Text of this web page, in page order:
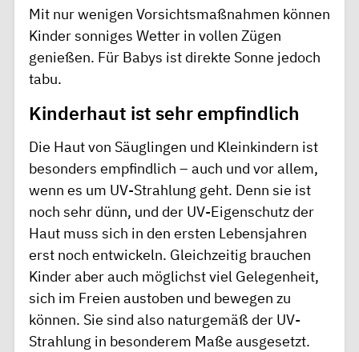
Mit nur wenigen Vorsichtsmaßnahmen können
Kinder sonniges Wetter in vollen Zügen
genießen. Für Babys ist direkte Sonne jedoch
tabu.
Kinderhaut ist sehr empfindlich
Die Haut von Säuglingen und Kleinkindern ist
besonders empfindlich – auch und vor allem,
wenn es um UV-Strahlung geht. Denn sie ist
noch sehr dünn, und der UV-Eigenschutz der
Haut muss sich in den ersten Lebensjahren
erst noch entwickeln. Gleichzeitig brauchen
Kinder aber auch möglichst viel Gelegenheit,
sich im Freien austoben und bewegen zu
können. Sie sind also naturgemäß der UV-
Strahlung in besonderem Maße ausgesetzt.